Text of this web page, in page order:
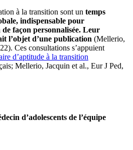
à la transition sont un temps
indispensable pour
façon personnalisée. Leur
l’objet d’une publication (Mellerio,
Ces consultations s’appuient
d’aptitude à la transition
Mellerio, Jacquin et al., Eur J Ped,
d’adolescents de l’équipe